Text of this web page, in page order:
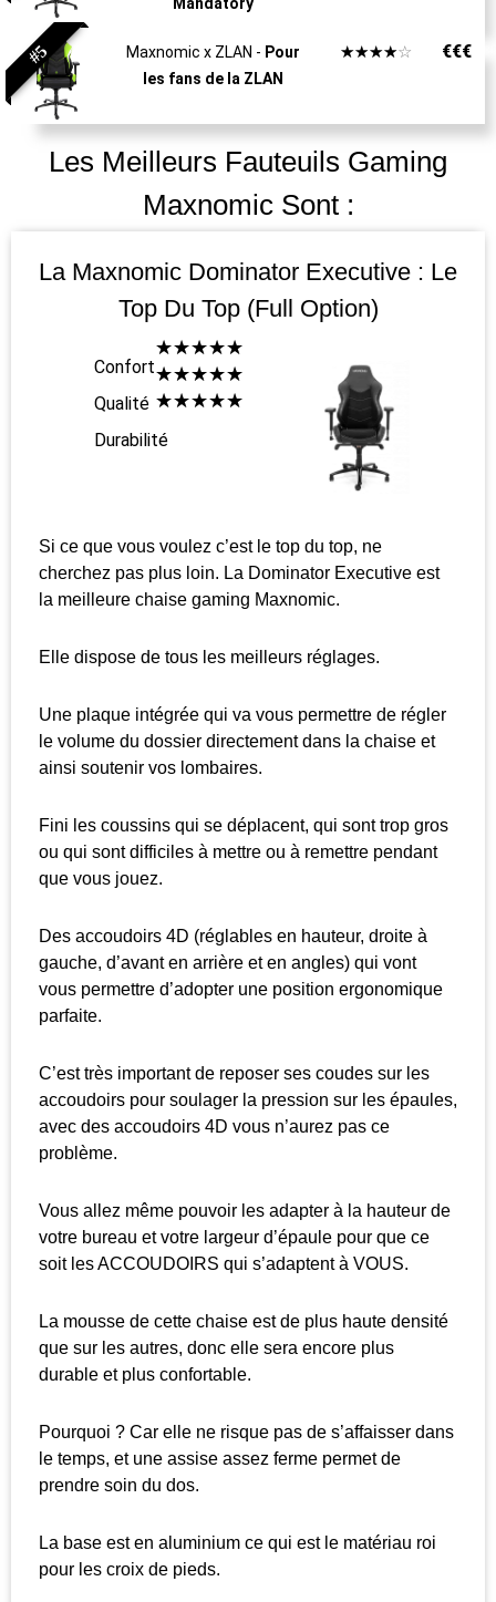
Mandatory
#5 Maxnomic x ZLAN - Pour
les fans de la ZLAN
☆☆☆☆☆ €€€
Les Meilleurs Fauteuils Gaming
Maxnomic Sont :
La Maxnomic Dominator Executive : Le
Top Du Top (full Option)
Confort
Qualité
Durabilité
☆☆☆☆☆
☆☆☆☆☆
☆☆☆☆☆
Si ce que vous voulez c’est le top du top, ne
cherchez pas plus loin. La Dominator Executive est
la meilleure chaise gaming Maxnomic.
Elle dispose de tous les meilleurs réglages.
Une plaque intégrée qui va vous permettre de régler
le volume du dossier directement dans la chaise et
ainsi soutenir vos lombaires.
Fini les coussins qui se déplacent, qui sont trop gros
ou qui sont difficiles à mettre ou à remettre pendant
que vous jouez.
Des accoudoirs 4D (réglables en hauteur, droite à
gauche, d’avant en arrière et en angles) qui vont
vous permettre d’adopter une position ergonomique
parfaite.
C’est très important de reposer ses coudes sur les
accoudoirs pour soulager la pression sur les épaules,
avec des accoudoirs 4D vous n’aurez pas ce
problème.
Vous allez même pouvoir les adapter à la hauteur de
votre bureau et votre largeur d’épaule pour que ce
soit les ACCOUDOIRS qui s’adaptent à VOUS.
La mousse de cette chaise est de plus haute densité
que sur les autres, donc elle sera encore plus
durable et plus confortable.
Pourquoi ? Car elle ne risque pas de s’affaisser dans
le temps, et une assise assez ferme permet de
prendre soin du dos.
La base est en aluminium ce qui est le matériau roi
pour les croix de pieds.